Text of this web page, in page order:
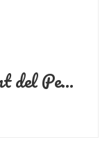
Fomentem el coneixement del Petit Príncep a les escoles